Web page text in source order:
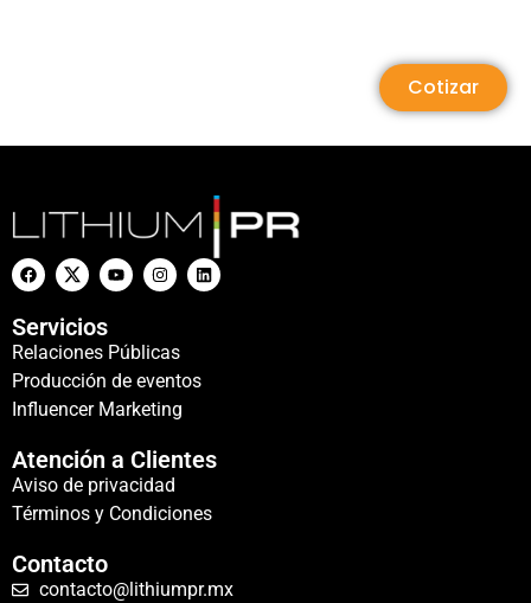
Cotizar
Servicios
Relaciones Públicas
Producción de eventos
Influencer Marketing
Atención a Clientes
Aviso de privacidad
Términos y Condiciones
Contacto
contacto@lithiumpr.mx